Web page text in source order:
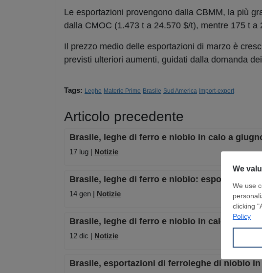
Le esportazioni provengono dalla CBMM, la più
dalla CMOC (1.473 t a 24.570 $/t), mentre 175 t
Il prezzo medio delle esportazioni di marzo è
previsti ulteriori aumenti, guidati dalla domanda
Tags: Leghe Materie Prime Brasile Sud America Import-export
Articolo precedente
Brasile, leghe di ferro e niobio in calo a
17 lug | Notizie
Brasile, leghe di ferro e niobio: esportazioni
14 gen | Notizie
Brasile, leghe di ferro e niobio in calo a
12 dic | Notizie
Brasile, esportazioni di ferroleghe di niobio